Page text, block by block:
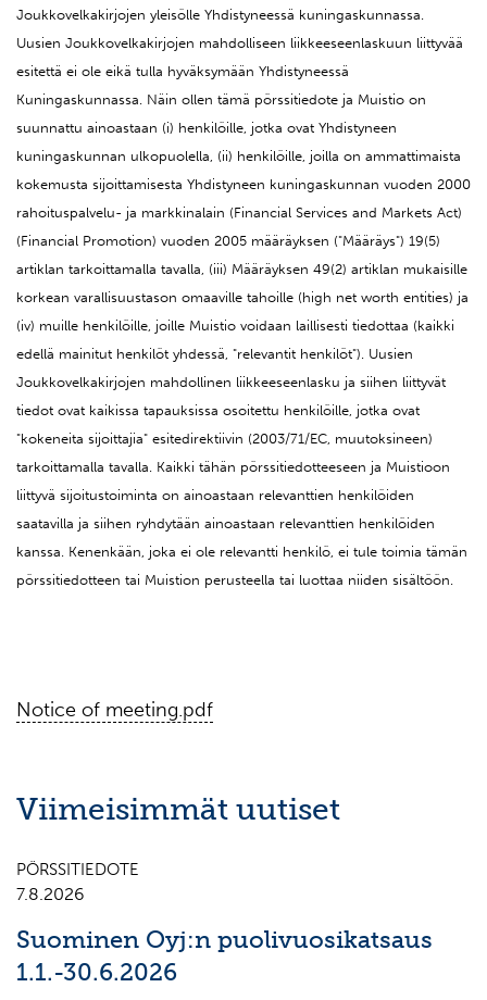
Joukkovelkakirjojen yleisölle Yhdistyneessä kuningaskunnassa.
Uusien Joukkovelkakirjojen mahdolliseen liikkeeseenlaskuun liittyvää
esitettä ei ole eikä tulla hyväksymään Yhdistyneessä
Kuningaskunnassa. Näin ollen tämä pörssitiedote ja Muistio on
suunnattu ainoastaan (i) henkilöille, jotka ovat Yhdistyneen
kuningaskunnan ulkopuolella, (ii) henkilöille, joilla on ammattimaista
kokemusta sijoittamisesta Yhdistyneen kuningaskunnan vuoden 2000
rahoituspalvelu- ja markkinalain (Financial Services and Markets Act)
(Financial Promotion) vuoden 2005 määräyksen ("Määräys") 19(5)
artiklan tarkoittamalla tavalla, (iii) Määräyksen 49(2) artiklan mukaisille
korkean varallisuustason omaaville tahoille (high net worth entities) ja
(iv) muille henkilöille, joille Muistio voidaan laillisesti tiedottaa (kaikki
edellä mainitut henkilöt yhdessä, "relevantit henkilöt"). Uusien
Joukkovelkakirjojen mahdollinen liikkeeseenlasku ja siihen liittyvät
tiedot ovat kaikissa tapauksissa osoitettu henkilöille, jotka ovat
"kokeneita sijoittajia" esitedirektiivin (2003/71/EC, muutoksineen)
tarkoittamalla tavalla. Kaikki tähän pörssitiedotteeseen ja Muistioon
liittyvä sijoitustoiminta on ainoastaan relevanttien henkilöiden
saatavilla ja siihen ryhdytään ainoastaan relevanttien henkilöiden
kanssa. Kenenkään, joka ei ole relevantti henkilö, ei tule toimia tämän
pörssitiedotteen tai Muistion perusteella tai luottaa niiden sisältöön.
Notice of meeting.pdf
Viimeisimmät uutiset
PÖRSSITIEDOTE
7.8.2026
Suominen Oyj:n puolivuosikatsaus
1.1.-30.6.2026